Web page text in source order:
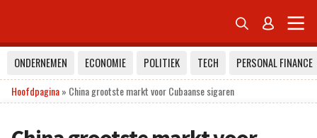
 
ONDERNEMEN ECONOMIE POLITIEK TECH
PERSONAL FINANCE
Hoofdpagina» China grootste markt voor Cubaanse sigaren